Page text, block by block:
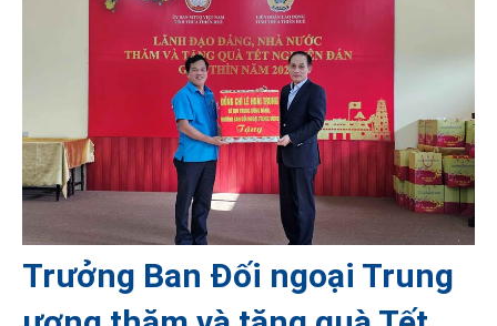
Trưởng Ban Đối ngoại Trung